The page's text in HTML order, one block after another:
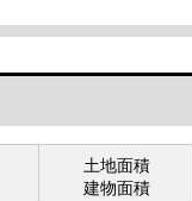
土地面積
建物面積